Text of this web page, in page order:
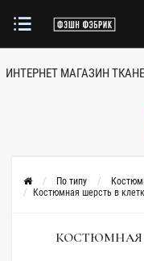
ИНТЕРНЕТ МАГАЗИН
По типу
Костюмная шерсть в
КОСТЮМНАЯ